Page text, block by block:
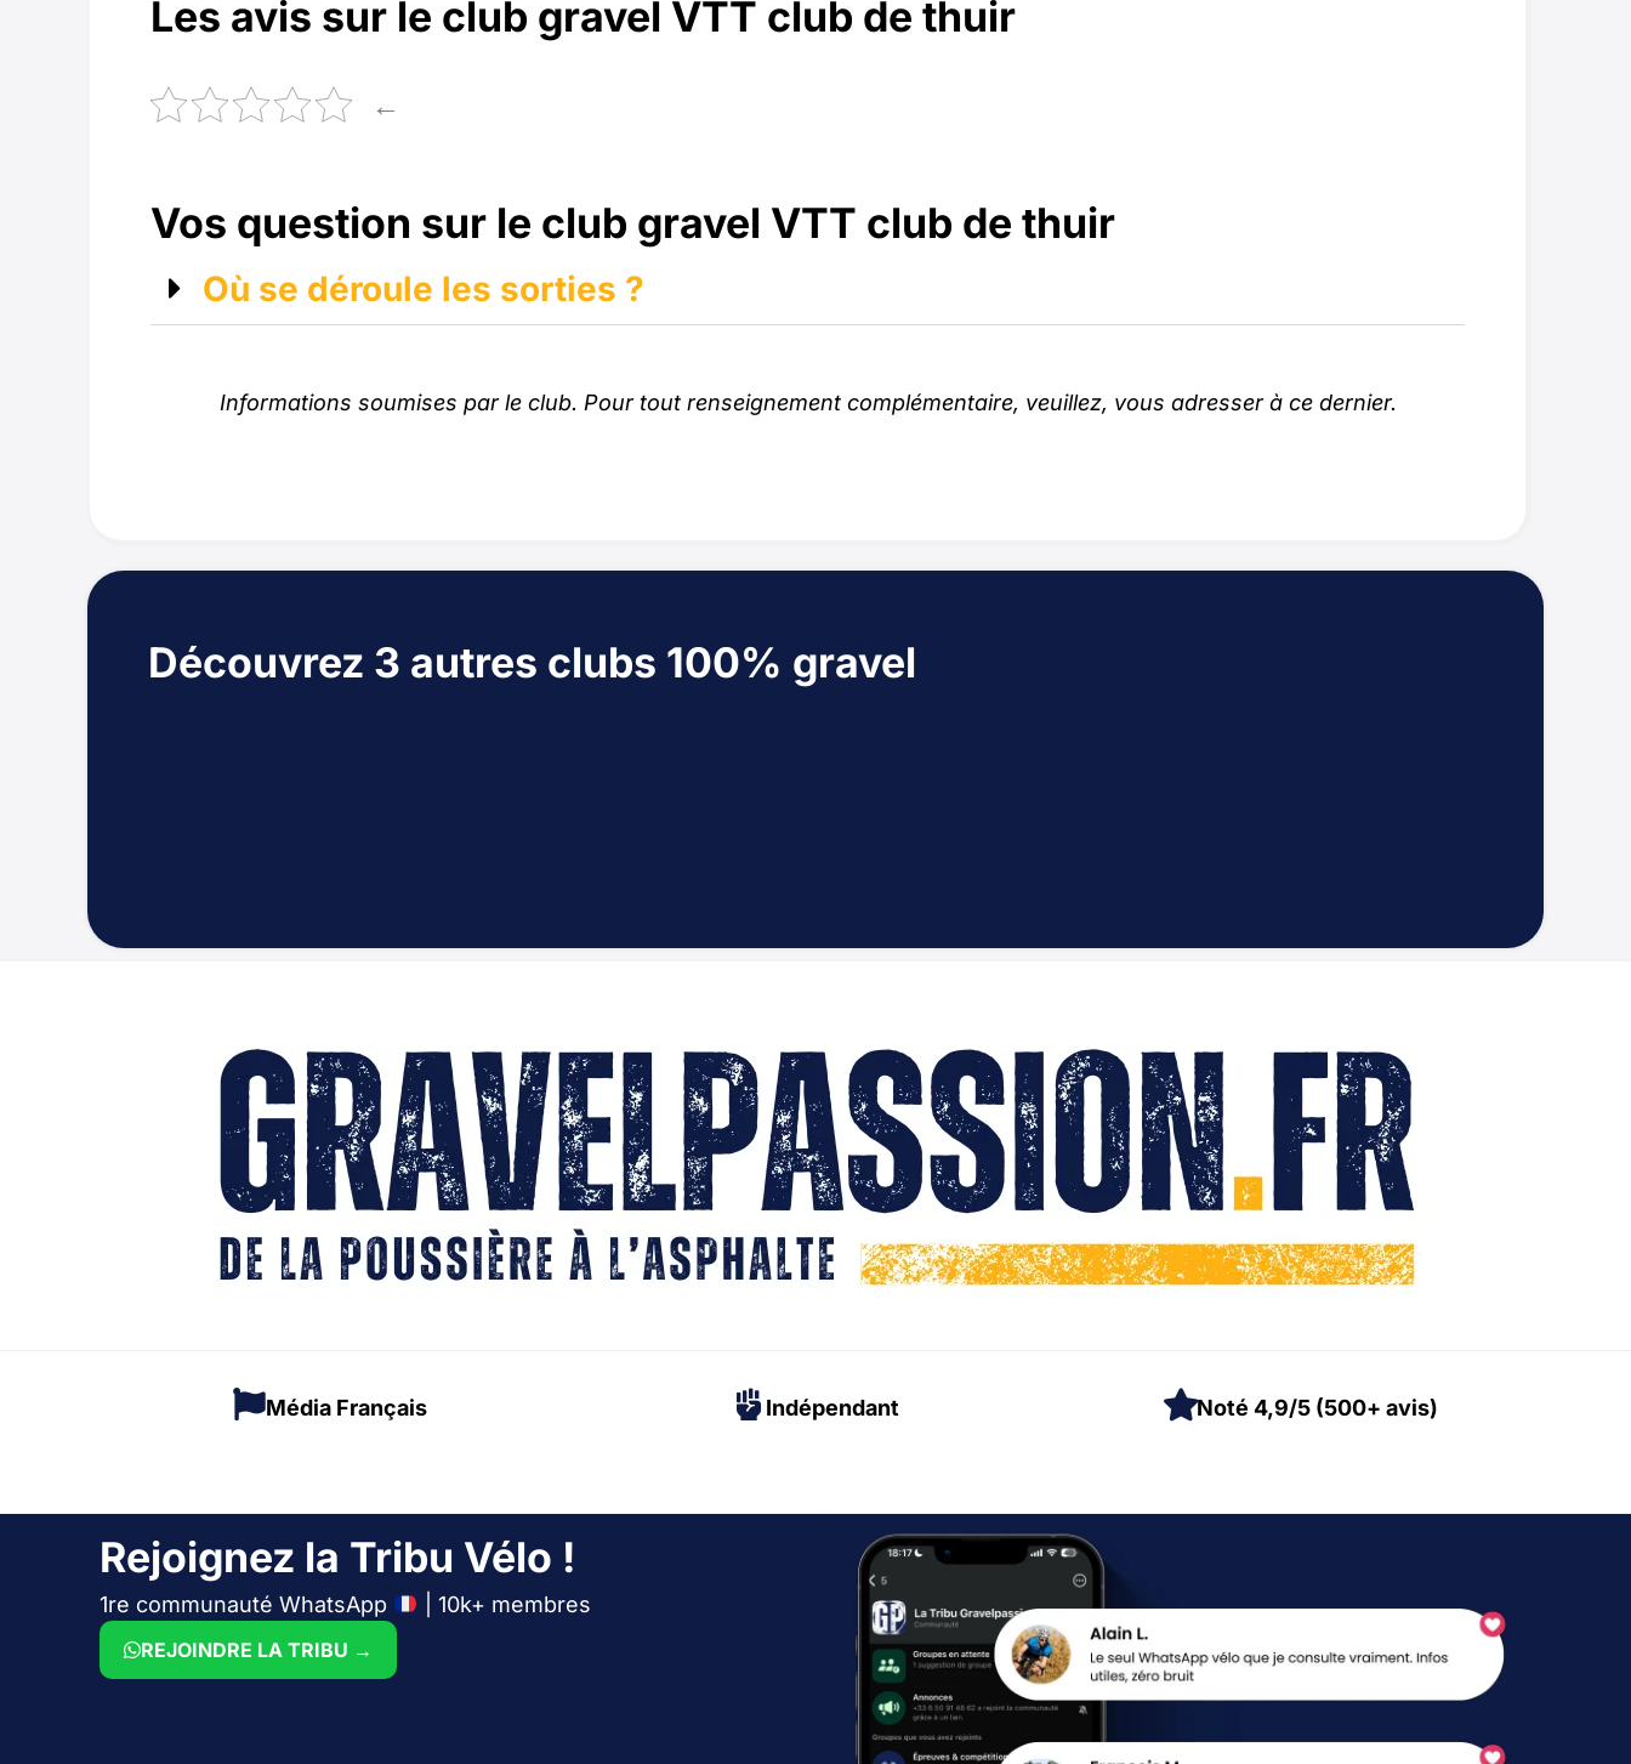
Les avis sur le club gravel VTT club de thuir
←
Vos question sur le club gravel VTT club de thuir
Où se déroule les sorties ?
Informations soumises par le club. Pour tout renseignement complémentaire, veuillez, vous adresser à ce dernier.
Découvrez 3 autres clubs 100% gravel
Média Français Indépendant Noté 4,9/5 (500+ avis)
Rejoignez la Tribu Vélo !
1re communauté WhatsApp | 10k+ membres
REJOINDRE LA TRIBU →